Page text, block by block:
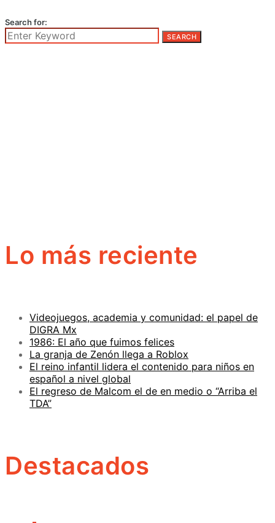
Search for:
SEARCH
Lo más reciente
Videojuegos, academia y comunidad: el papel de
DIGRA Mx
1986: El año que fuimos felices
La granja de Zenón llega a Roblox
El reino infantil lidera el contenido para niños en
español a nivel global
El regreso de Malcom el de en medio o “Arriba el
TDA”
Destacados